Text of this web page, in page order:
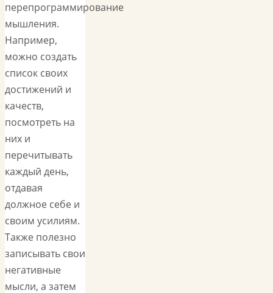
перепрограммирование
мышления.
Например,
можно создать
список своих
достижений и
качеств,
посмотреть на
них и
перечитывать
каждый день,
отдавая
должное себе и
своим усилиям.
Также полезно
записывать свои
негативные
мысли, а затем